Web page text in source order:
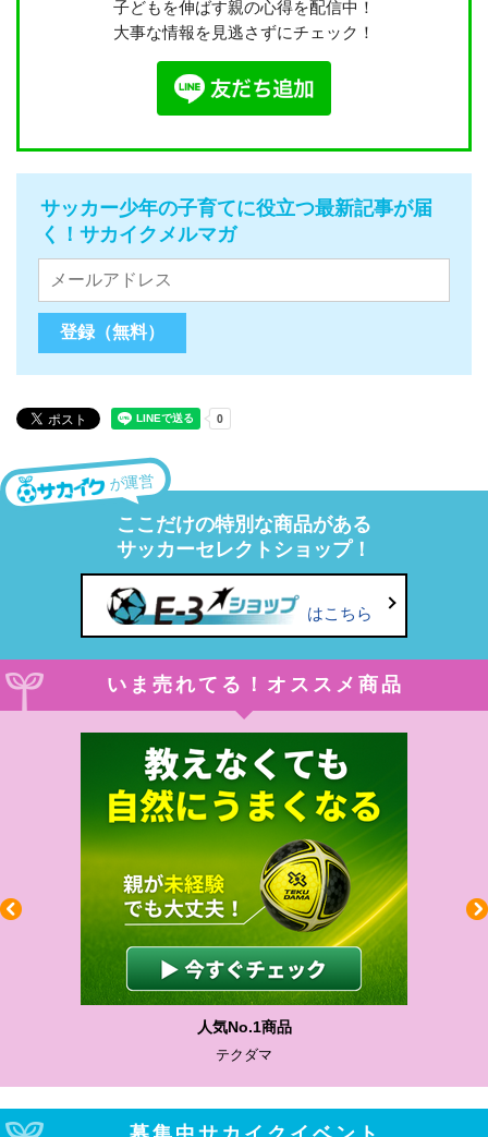
子どもを伸ばす親の心得を配信中！
大事な情報を見逃さずにチェック！
サッカー少年の子育てに役立つ最新記事が届
く！サカイクメルマガ
が運営
ここだけの特別な商品がある
サッカーセレクトショップ！
はこちら
いま売れてる！オススメ商品
人気No.1商品
テクダマ